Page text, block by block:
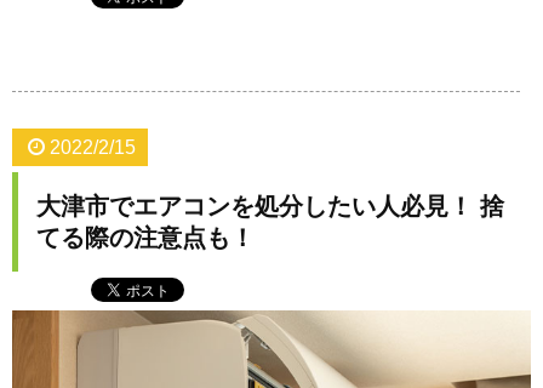
2022/2/15
大津市でエアコンを処分したい人必見！ 捨
てる際の注意点も！